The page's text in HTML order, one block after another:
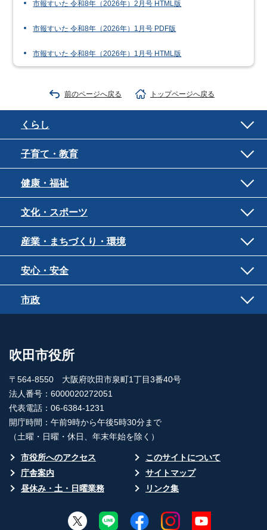
市報すいた 令和8年（2026年）2月号 HTML版
市報すいた 令和8年（2026年）1月号 PDF版
市報すいた 令和8年（2026年）1月号 HTML版
前のページへ戻る トップページへ戻る
くらし
子育て・教育
健康・福祉
文化・スポーツ
産業・まちづくり・環境
安心・安全
市政
吹田市役所
〒564-8550 大阪府吹田市泉町1丁目3番40号
法人番号：6000020272051
代表電話：06-6384-1231
開庁時間：午前9時から午後5時30分まで
（土曜・日曜・休日、年末年始を除く）
市役所へのアクセス
このサイトについて
庁舎案内
サイトマップ
昼休み・土・日曜業務
リンク集